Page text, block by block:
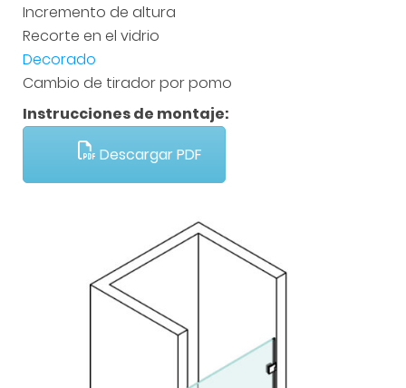
Incremento de altura
Recorte en el vidrio
Decorado
Cambio de tirador por pomo
Instrucciones de montaje:
Descargar PDF